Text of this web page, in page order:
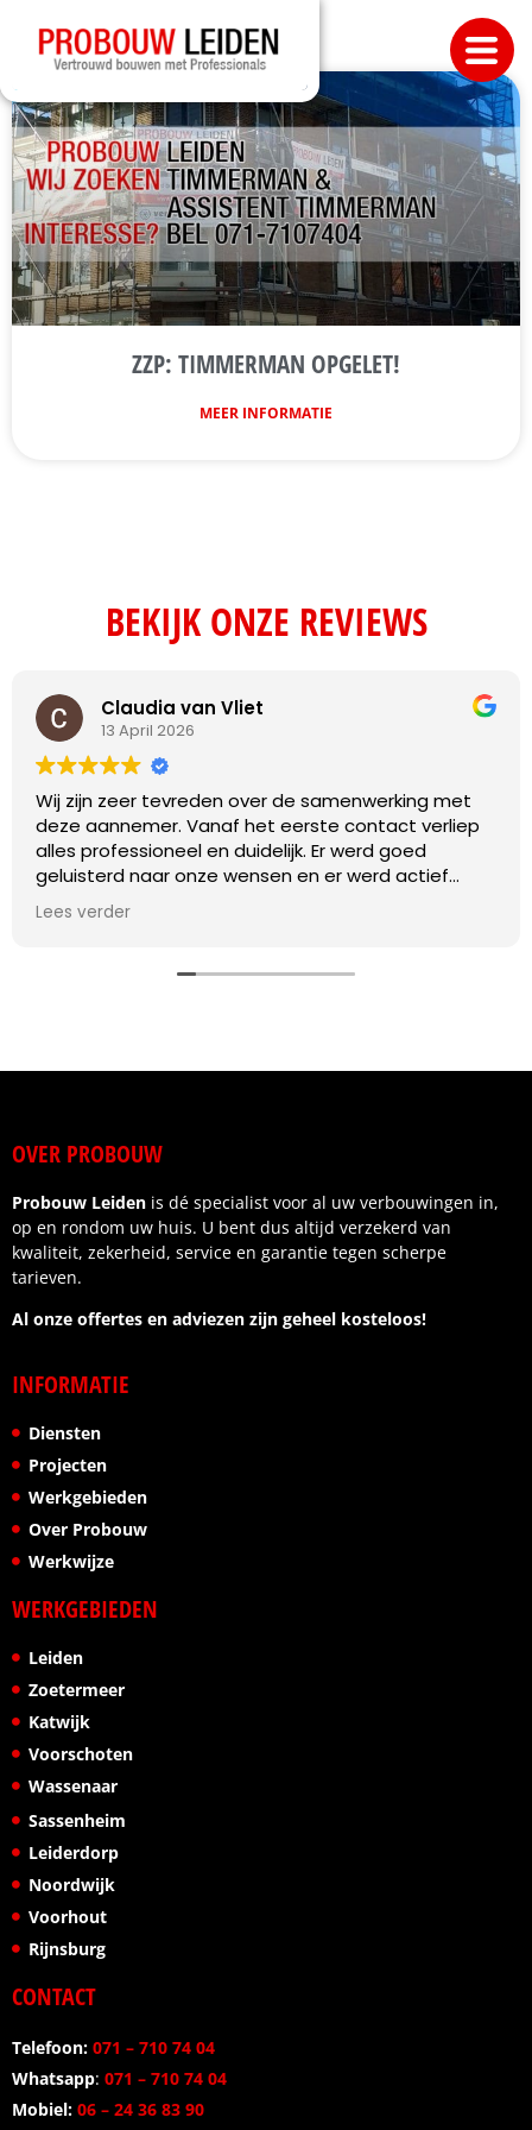
ZZP: TIMMERMAN OPGELET!
MEER INFORMATIE
BEKIJK ONZE REVIEWS
Claudia van Vliet
13 April 2026
Wij zijn zeer tevreden over de samenwerking met
deze aannemer. Vanaf het eerste contact verliep
alles professioneel en duidelijk. Er werd goed
geluisterd naar onze wensen en er werd actief
meegedacht over praktische oplossingen.
detail uitgevoerd. Daarnaast werd de planning
afspraken werden nagekomen.
het gevoel dat je als klant centraal staat. Wij zijn
Ik kan deze aannemer dan ook van harte
aanbevelen aan iedereen die op zoek is naar
kwaliteit, vakmanschap en een fijne samenwerking.
Lees verder
OVER PROBOUW
Probouw Leiden is dé specialist voor al uw verbouwingen in,
op en rondom uw huis. U bent dus altijd verzekerd van
kwaliteit, zekerheid, service en garantie tegen scherpe
tarieven.
Al onze offertes en adviezen zijn geheel kosteloos!
INFORMATIE
Diensten
Projecten
Werkgebieden
Over Probouw
Werkwijze
WERKGEBIEDEN
Leiden
Zoetermeer
Katwijk
Voorschoten
Wassenaar
Sassenheim
Leiderdorp
Noordwijk
Voorhout
Rijnsburg
CONTACT
Telefoon: 071 – 710 74 04
Whatsapp: 071 – 710 74 04
Mobiel: 06 – 24 36 83 90